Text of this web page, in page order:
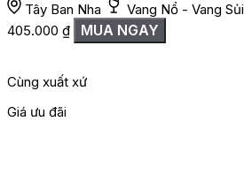
Tây Ban Nha Vang Nổ - Vang Sủi
405.000 ₫ MUA NGAY
Cùng xuất xứ
Giá ưu đãi